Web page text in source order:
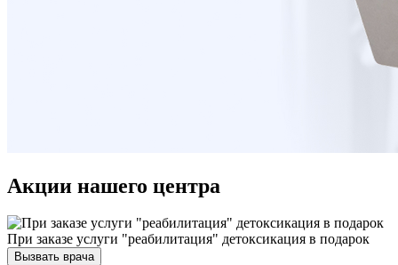
Акции нашего центра
При заказе услуги "реабилитация" детоксикация в подарок
Вызвать врача